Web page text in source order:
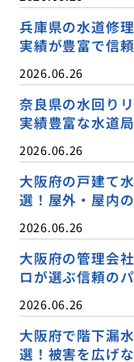
兵庫県の水道修
実績が豊富で信
2026.06.26
奈良県の水回り
実績豊富な水道
2026.06.26
大阪府の戸建て
選！屋外・屋内
2026.06.26
大阪府の管理会
ロが選ぶ信頼の
2026.06.26
大阪府で階下漏
選！被害を広げ